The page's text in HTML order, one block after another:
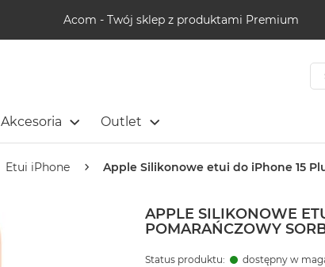
Acom - Twój sklep z produktami Premium
Akcesoria Outlet
Etui iPhone Apple Silikonowe etui do iPhone 15
APPLE SILIKONOWE
POMARAŃCZOWY
Status produktu:
dostępny w